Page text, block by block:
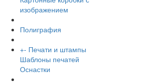
изображением
Полиграфия
+- Печати и штампы
Шаблоны печатей
Оснастки